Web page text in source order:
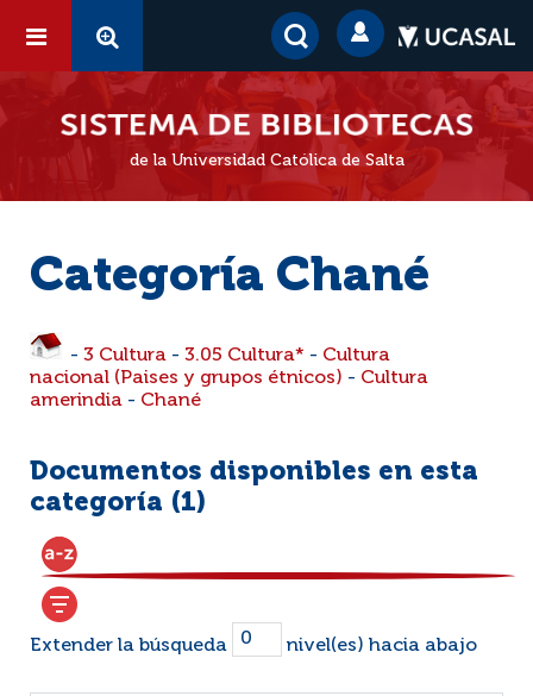
de la Universidad Católica de Salta
Categoría Chané
- 3 Cultura - 3.05 Cultura* - Cultura
nacional (Paises y grupos étnicos) - Cultura
amerindia - Chané
Documentos disponibles en esta
categoría (1)
Extender la búsqueda nivel(es) hacia abajo